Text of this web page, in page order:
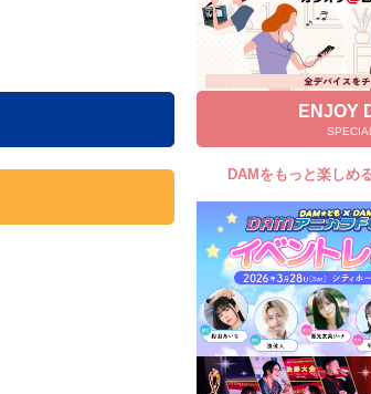
DAMの新曲・ランキン
カラオケ最新情報をチェ
自宅でカラオケ歌い放
家族や友達と一緒に！練
ENJOY
SPECIAL
DAMをもっと楽しめ